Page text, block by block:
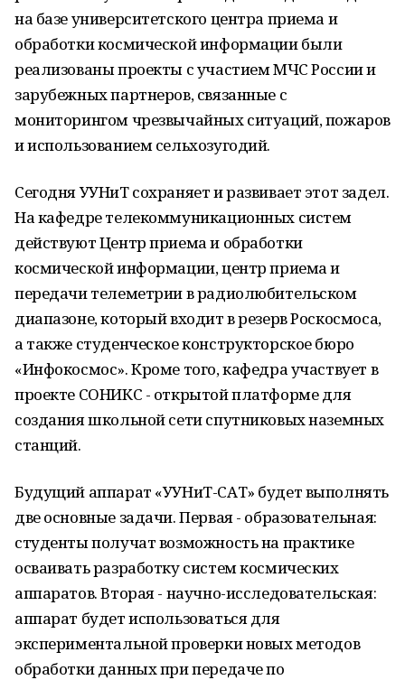
на базе университетского центра приема и
обработки космической информации были
реализованы проекты с участием МЧС России и
зарубежных партнеров, связанные с
мониторингом чрезвычайных ситуаций, пожаров
и использованием сельхозугодий.
Сегодня УУНиТ сохраняет и развивает этот задел.
На кафедре телекоммуникационных систем
действуют Центр приема и обработки
космической информации, центр приема и
передачи телеметрии в радиолюбительском
диапазоне, который входит в резерв Роскосмоса,
а также студенческое конструкторское бюро
«Инфокосмос». Кроме того, кафедра участвует в
проекте СОНИКС - открытой платформе для
создания школьной сети спутниковых наземных
станций.
Будущий аппарат «УУНиТ-САТ» будет выполнять
две основные задачи. Первая - образовательная:
студенты получат возможность на практике
осваивать разработку систем космических
аппаратов. Вторая - научно-исследовательская:
аппарат будет использоваться для
экспериментальной проверки новых методов
обработки данных при передаче по